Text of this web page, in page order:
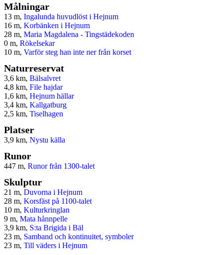
Målningar
13 m, Ingalunda huvudlöst i Hejnum
16 m, Korbänken i Hejnum
28 m, Maria Magdalena - Tingstädekoden
0 m, Rökelsekar
10 m, Varför steg han inte ner från korset
Naturreservat
3,6 km, Bälsalvret
4,8 km, File hajdar
1,6 km, Hejnum hällar
3,4 km, Kallgatburg
2,5 km, Tiselhagen
Platser
3,9 km, Nystu källa
Runor
447 m, Runor från 1300-talet
Skulptur
21 m, Duvorna i Hejnum
28 m, Korsfäst på 1100-talet
10 m, Kulturkringlan
9 m, Mata hånnpelle
3,9 km, S:ta Brigida i Bäl
23 m, Samband och kontinuitet, symboler
23 m, Till väders i Hejnum